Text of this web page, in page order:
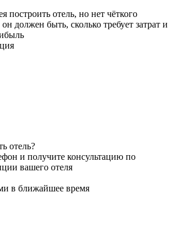
построить отель, но нет чёткого
должен быть, сколько требует затрат и
и получите консультацию по
вашего отеля
в ближайшее время